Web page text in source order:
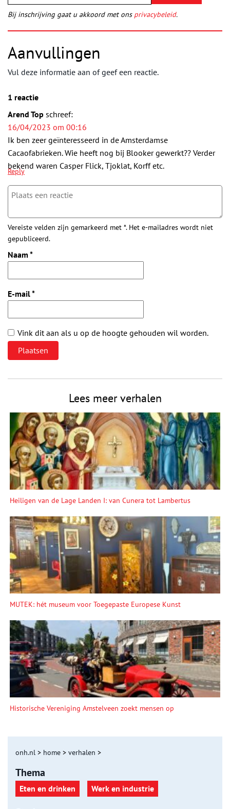
Bij inschrijving gaat u akkoord met ons privacybeleid.
Aanvullingen
Vul deze informatie aan of geef een reactie.
1 reactie
Arend Top schreef:
16/04/2023 om 00:16
Ik ben zeer geïnteresseerd in de Amsterdamse
Cacaofabrieken. Wie heeft nog bij Blooker gewerkt?? Verder
bekend waren Casper Flick, Tjoklat, Korff etc.
Reply
Vereiste velden zijn gemarkeerd met *. Het e-mailadres wordt niet
gepubliceerd.
Naam *
E-mail*
Vink dit aan als u op de hoogte gehouden wil worden.
Lees meer verhalen
Heiligen van de Lage Landen I: van Cunera tot Lambertus
MUTEK: hét museum voor Toegepaste Europese Kunst
Historische Vereniging Amstelveen zoekt mensen op
onh.nl > home > verhalen >
Thema
Eten en drinken Werk en industrie